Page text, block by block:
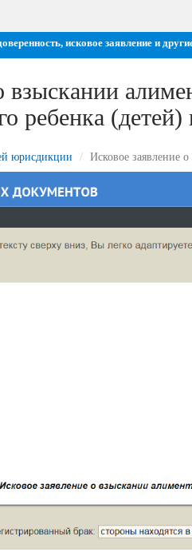
исковое заявление и
взыскании
ребенка
юрисдикции Исковое заявление